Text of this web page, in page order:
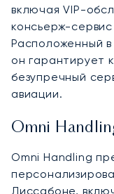
включая VIP-
консьерж-
Расположенный
он гарантирует
безупречный
авиации.
Omni
Omni Handling
Лиссабоне,